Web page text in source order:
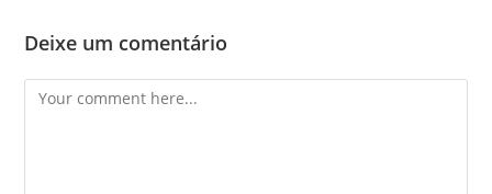
Deixe um comentário